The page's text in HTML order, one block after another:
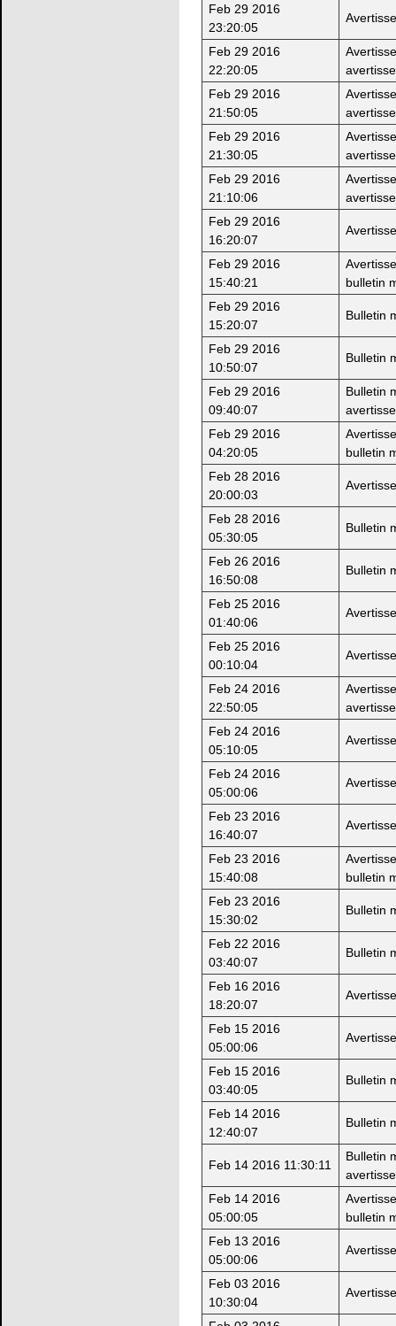
Feb 29 2016
23:20:05
Feb 29 2016
22:20:05
Feb 29 2016
21:50:05
Feb 29 2016
21:30:05
Feb 29 2016
21:10:06
Feb 29 2016
16:20:07
Feb 29 2016
15:40:21
bulletin
Feb 29 2016
15:20:07
Bulletin
Feb 29 2016
10:50:07
Bulletin
Feb 29 2016
09:40:07
Bulletin
Feb 29 2016
04:20:05
bulletin
Feb 28 2016
20:00:03
Feb 28 2016
05:30:05
Bulletin
Feb 26 2016
16:50:08
Bulletin
Feb 25 2016
01:40:06
Feb 25 2016
00:10:04
Feb 24 2016
22:50:05
Feb 24 2016
05:10:05
Feb 24 2016
05:00:06
Feb 23 2016
16:40:07
Feb 23 2016
15:40:08
bulletin
Feb 23 2016
15:30:02
Bulletin
Feb 22 2016
03:40:07
Bulletin
Feb 16 2016
18:20:07
Feb 15 2016
05:00:06
Feb 15 2016
03:40:05
Bulletin
Feb 14 2016
12:40:07
Bulletin
Feb 14 2016 11:30:11
Bulletin
Feb 14 2016
05:00:05
bulletin
Feb 13 2016
05:00:06
Feb 03 2016
10:30:04